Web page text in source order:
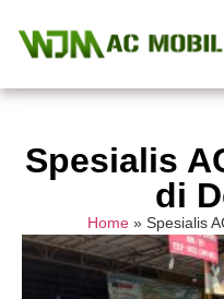
Spesialis
di
Home» Spesialis